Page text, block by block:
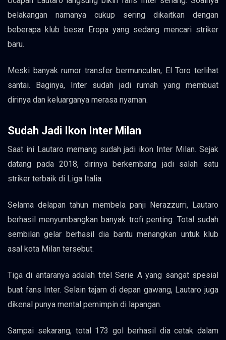
belakangan namanya cukup sering dikaitkan dengan
beberapa klub besar Eropa yang sedang mencari striker
baru.
Meski banyak rumor transfer bermunculan, El Toro terlihat
santai. Baginya, Inter sudah jadi rumah yang membuat
dirinya dan keluarganya merasa nyaman.
Sudah Jadi Ikon Inter Milan
Saat ini Lautaro memang sudah jadi ikon Inter Milan. Sejak
datang pada 2018, dirinya berkembang jadi salah satu
striker terbaik di Liga Italia.
Selama delapan tahun membela panji Nerazzurri, Lautaro
berhasil menyumbangkan banyak trofi penting. Total sudah
sembilan gelar berhasil dia bantu menangkan untuk klub
asal kota Milan tersebut.
Tiga di antaranya adalah titel Serie A yang sangat spesial
buat fans Inter. Selain tajam di depan gawang, Lautaro juga
dikenal punya mental pemimpin di lapangan.
Sampai sekarang, total 173 gol berhasil dia cetak dalam